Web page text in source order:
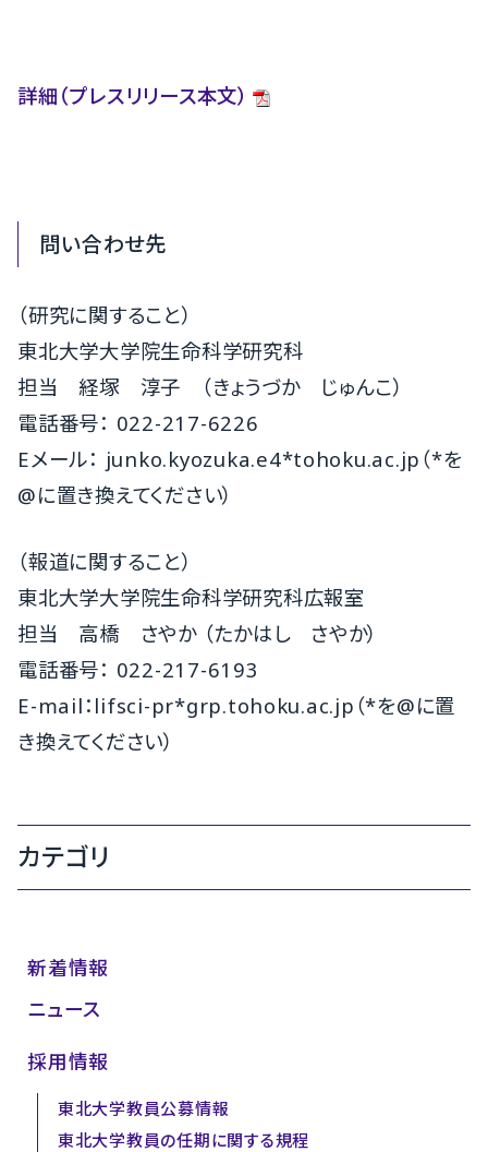
詳細（プレスリリース本文）
問い合わせ先
（研究に関すること）
東北大学大学院生命科学研究科
担当 経塚 淳子 （きょうづか じゅんこ）
電話番号： 022-217-6226
Eメール： junko.kyozuka.e4*tohoku.ac.jp（*を
@に置き換えてください）
（報道に関すること）
東北大学大学院生命科学研究科広報室
担当 高橋 さやか （たかはし さやか）
電話番号： 022-217-6193
E-mail：lifsci-pr*grp.tohoku.ac.jp（*を@に置
き換えてください）
カテゴリ
新着情報
ニュース
採用情報
東北大学教員公募情報
東北大学教員の任期に関する規程